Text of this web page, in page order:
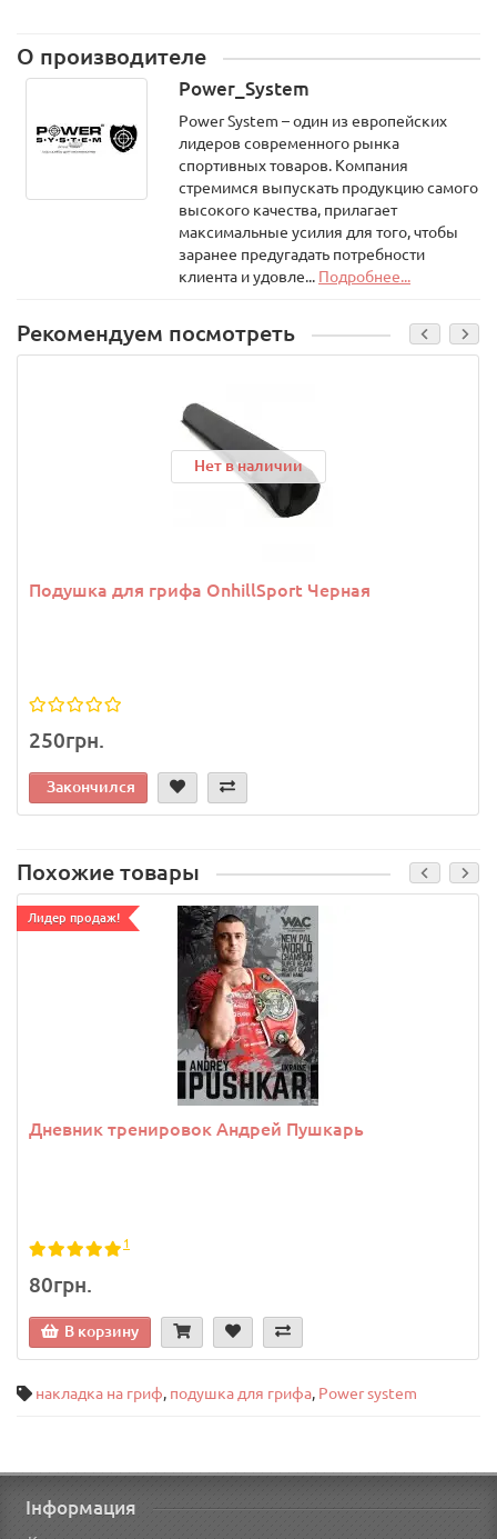
О производителе
Power_System
Power System – один из европейских
лидеров современного рынка
спортивных товаров. Компания
стремимся выпускать продукцию самого
высокого качества, прилагает
максимальные усилия для того, чтобы
заранее предугадать потребности
клиента и удовле... Подробнее...
Рекомендуем посмотреть
Нет в наличии
Подушка для грифа OnhillSport Черная
250грн.
Закончился
Похожие товары
Лидер продаж!
Дневник тренировок Андрей Пушкарь
1
80грн.
В корзину
накладка на гриф, подушка для грифа, Power system
Інформация